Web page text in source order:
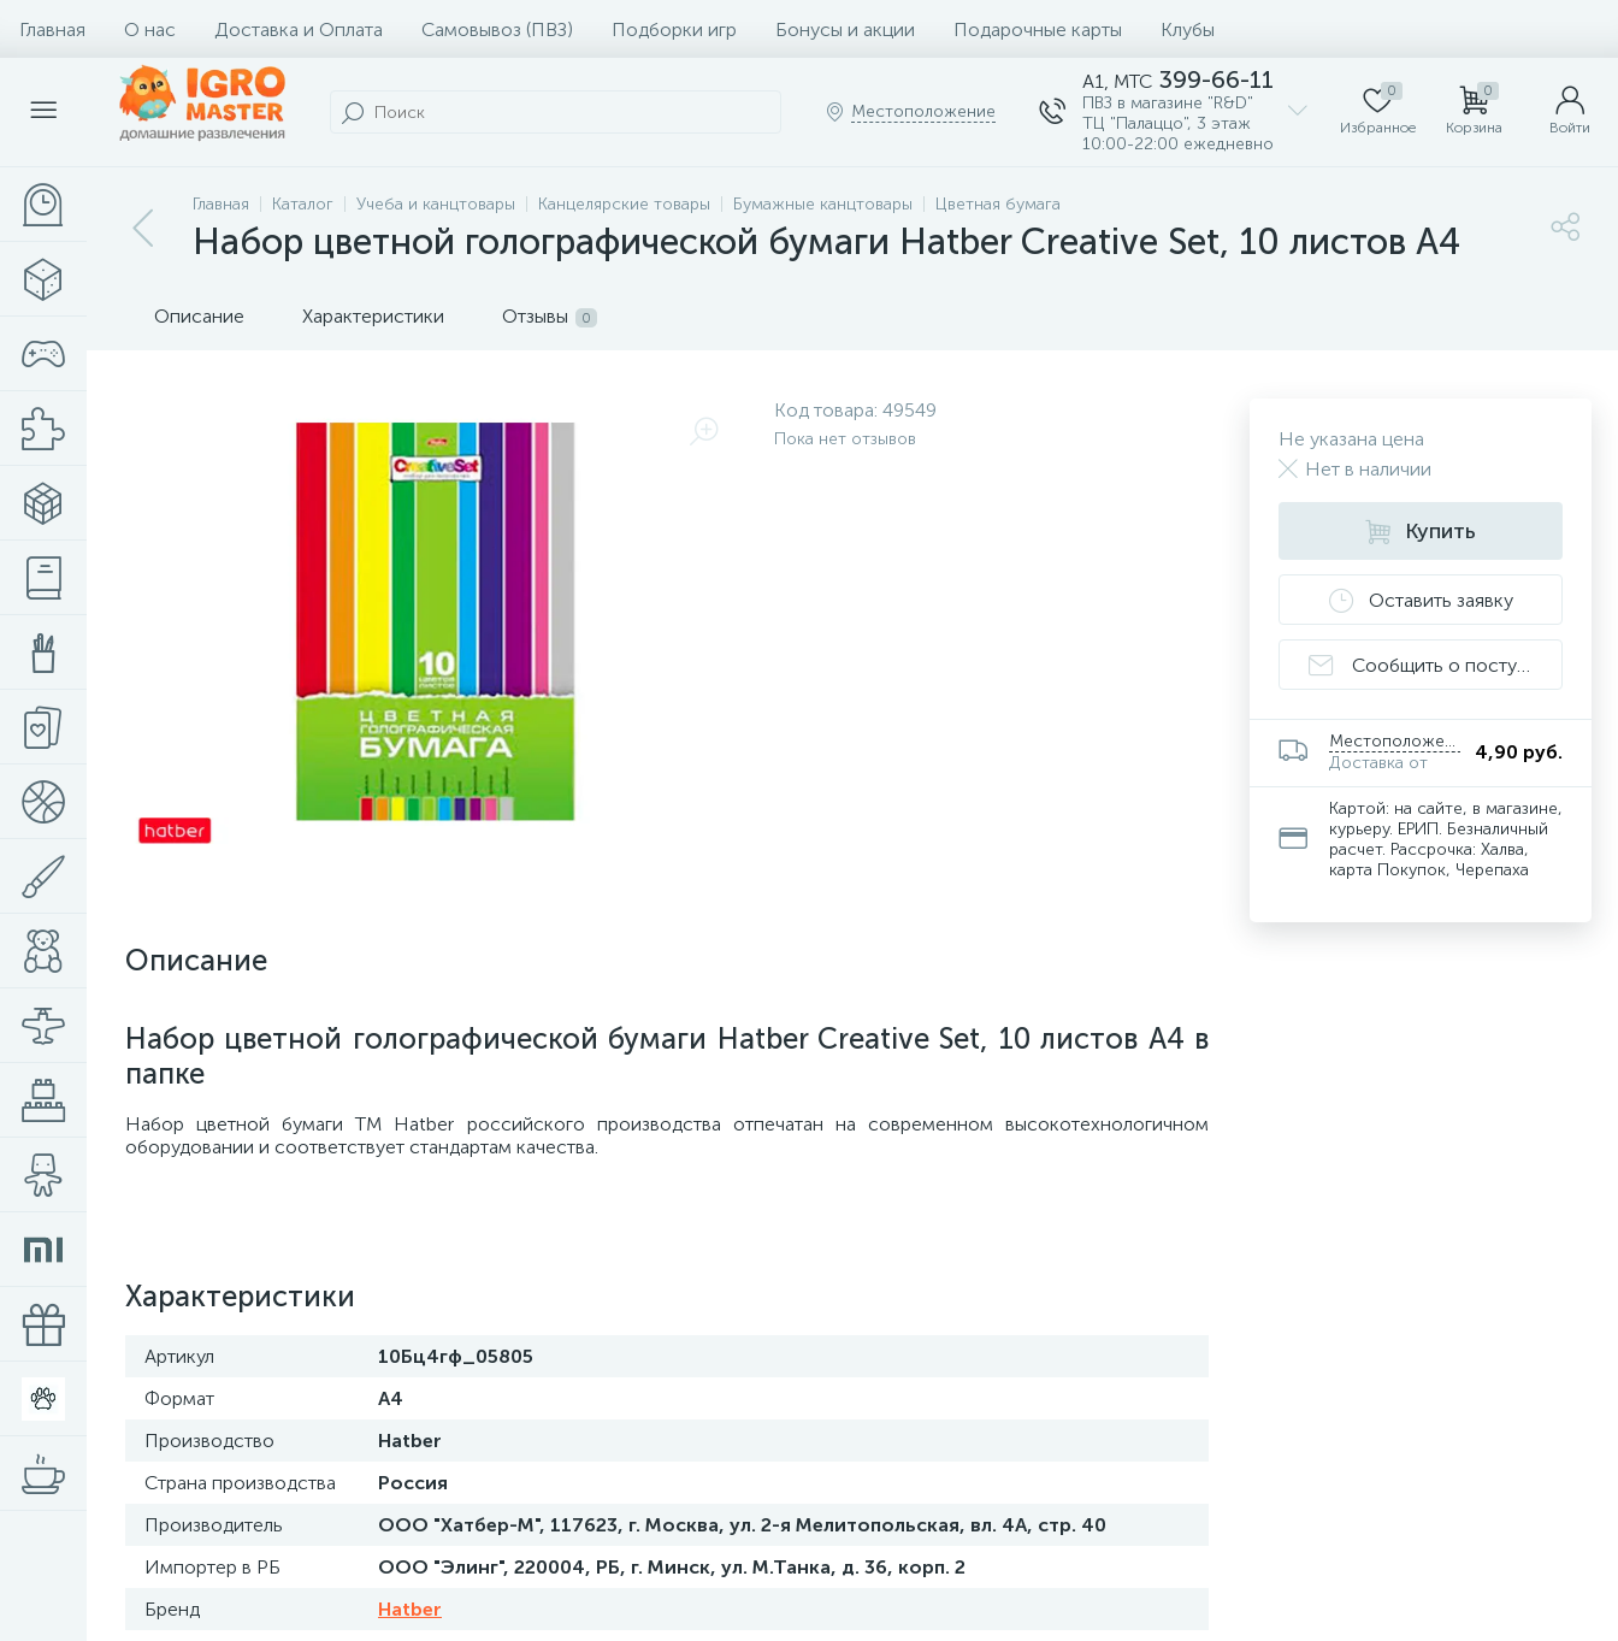
Главная О нас Доставка и Оплата Самовывоз (ПВЗ) Подборки игр Бонусы и акции Подарочные карты Клубы
Местоположение
A1, MTC 399-66-11
ПВЗ в магазине "R&D"
ТЦ "Палаццо", 3 этаж
10:00-22:00 ежедневно
0
Избранное
0
Корзина Войти
Главная Каталог Учеба и канцтовары Канцелярские товары Бумажные канцтовары Цветная бумага
Набор цветной голографической бумаги Hatber Creative Set, 10 листов А4
Описание Характеристики Отзывы 0
Код товара: 49549
Пока нет отзывов
Описание
Набор цветной голографической бумаги Hatber Creative Set, 10 листов А4 в
папке
Набор цветной бумаги ТМ Hatber российского производства отпечатан на современном высокотехнологичном
оборудовании и соответствует стандартам качества.
Характеристики
Артикул
10Бц4гф_05805
Формат
А4
Производство
Hatber
Страна производства
Россия
Производитель
ООО "Хатбер-М", 117623, г. Москва, ул. 2-я Мелитопольская, вл. 4А, стр. 40
Импортер в РБ
ООО "Элинг", 220004, РБ, г. Минск, ул. М.Танка, д. 36, корп. 2
Бренд
Hatber
Не указана цена
Нет в наличии
Купить
Оставить заявку
Сообщить о поступлении
Местоположение
Доставка от
4,90 руб.
Картой: на сайте, в магазине,
курьеру. ЕРИП. Безналичный
расчет. Рассрочка: Халва,
карта Покупок, Черепаха